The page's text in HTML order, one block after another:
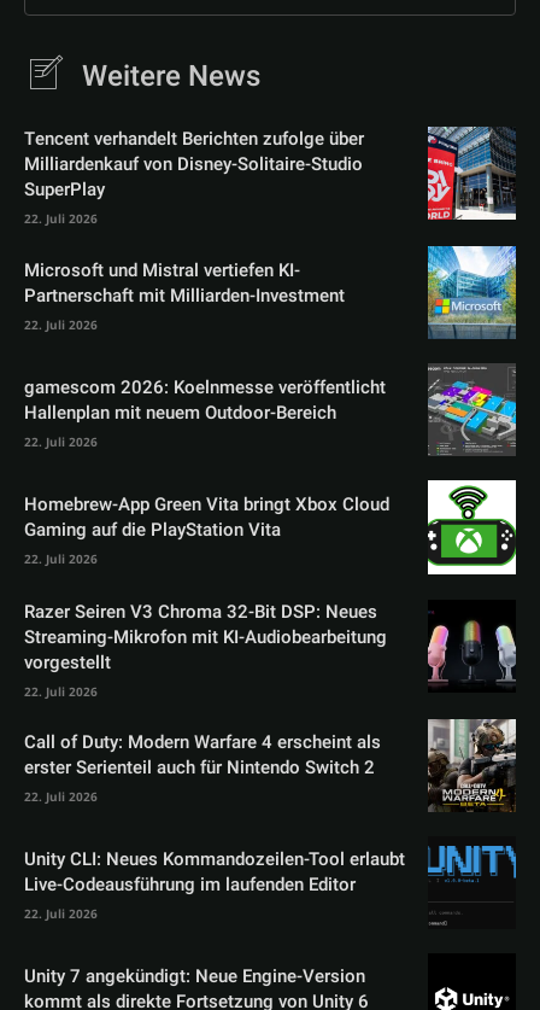
Weitere News
Tencent verhandelt Berichten zufolge über
Milliardenkauf von Disney-Solitaire-Studio
SuperPlay
22. Juli 2026
Microsoft und Mistral vertiefen KI-
Partnerschaft mit Milliarden-Investment
22. Juli 2026
gamescom 2026: Koelnmesse veröffentlicht
Hallenplan mit neuem Outdoor-Bereich
22. Juli 2026
Homebrew-App Green Vita bringt Xbox Cloud
Gaming auf die PlayStation Vita
22. Juli 2026
Razer Seiren V3 Chroma 32-Bit DSP: Neues
Streaming-Mikrofon mit KI-Audiobearbeitung
vorgestellt
22. Juli 2026
Call of Duty: Modern Warfare 4 erscheint als
erster Serienteil auch für Nintendo Switch 2
22. Juli 2026
Unity CLI: Neues Kommandozeilen-Tool erlaubt
Live-Codeausführung im laufenden Editor
22. Juli 2026
Unity 7 angekündigt: Neue Engine-Version
kommt als direkte Fortsetzung von Unity 6